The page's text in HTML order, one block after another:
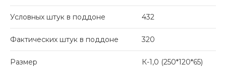
Условных штук в поддоне 432
Фактических штук в поддоне 320
Размер К-1,0 (250*120*65)